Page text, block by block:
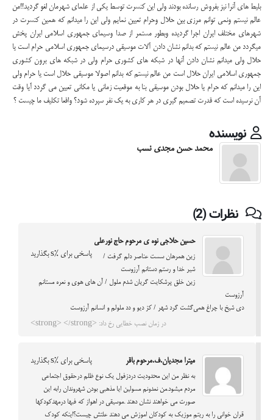
بلیط های آنرا نیز بفروش رسانده بودند ولی این کنسرت توسط یکی از علمای شهرمان لغو گردید!!من
عالم نیستم ونمی توانم مرزی بین حلال وحرام تعیین نمایم ولی این را میدانم که همین کنسرت در
شهرهای مختلف ایران اجرا گردیده وبطور مستمر از صدا وسیمای جمهوری اسلامی ایران پخش
میگردد من عالم نیستم که بدانم نشان دادن آلات موسیقی درسیمای جمهوری اسلامی حرام است یا
حلال ولی میدانم نشان دادن آنها در شبکه های کشوری حرام ولی در شبکه های برون کشوری
جمهوری اسلامی ایران حلال است من عالم نیستم که بدانم اصولا موسیقی حلال است یا حرام ولی
این را میدانم که حرام یا حلال بودن موسیقی بنا به موقعیت زمانی یا مکانی تعیین می گردد آیا وقت
آن نرسیده است که قدرت تصمیم گیری در هر کاری به یک نفر سپرده شود؟ واقعا تکلیف ما چیست ؟
نویسنده
محمد حسن مجدی نسب
نظرات (2)
حسین حلاجی نوه ی مرحوم حاج نورعلی
پاسخی برای %s بگذارید
زین همرهان سست عناصر دلم گرفت /
شیر خدا و رستم دستانم آرزوست
زین خلق پرشکایت گریان شدم ملول / آن‌ های هوی و نعره مستانم
آرزوست
دی شیخ با چراغ همی‌گشت گرد شهر / کز دیو و دد ملولم و انسانم آرزوست
در زمان نصب خطایی رخ داد: <strong> </strong>
میترا مجدیان.ف.مرحوم باقر پاسخی برای %s بگذارید
به نظر من این محدودیت دردزفول یک نوع ظلم درحقوق اجتماعی
مردم میشود.من نمدونم مسولین ایا مذهبی بودن شهروندان رابه این
صورت می خواهند نشان دهند .موسیقی در اهواز که فبها درمهدکودکها
قران خوانی را به ریتم موزیک به کودکان اموزش می دهند علتش چیست؟اینکه کودک